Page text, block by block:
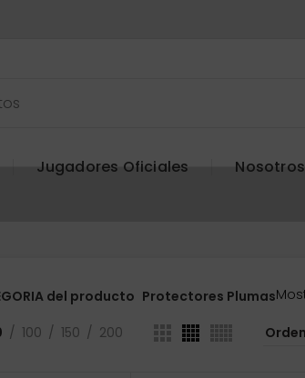
Jugadores Oficiales Nosotros
del producto Protectores Plumas
100 150 200